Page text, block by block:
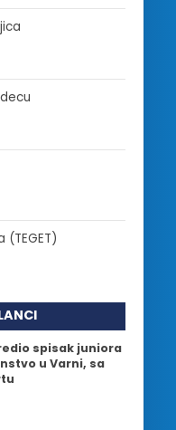
(TEGET)
spisak juniora
u Varni, sa